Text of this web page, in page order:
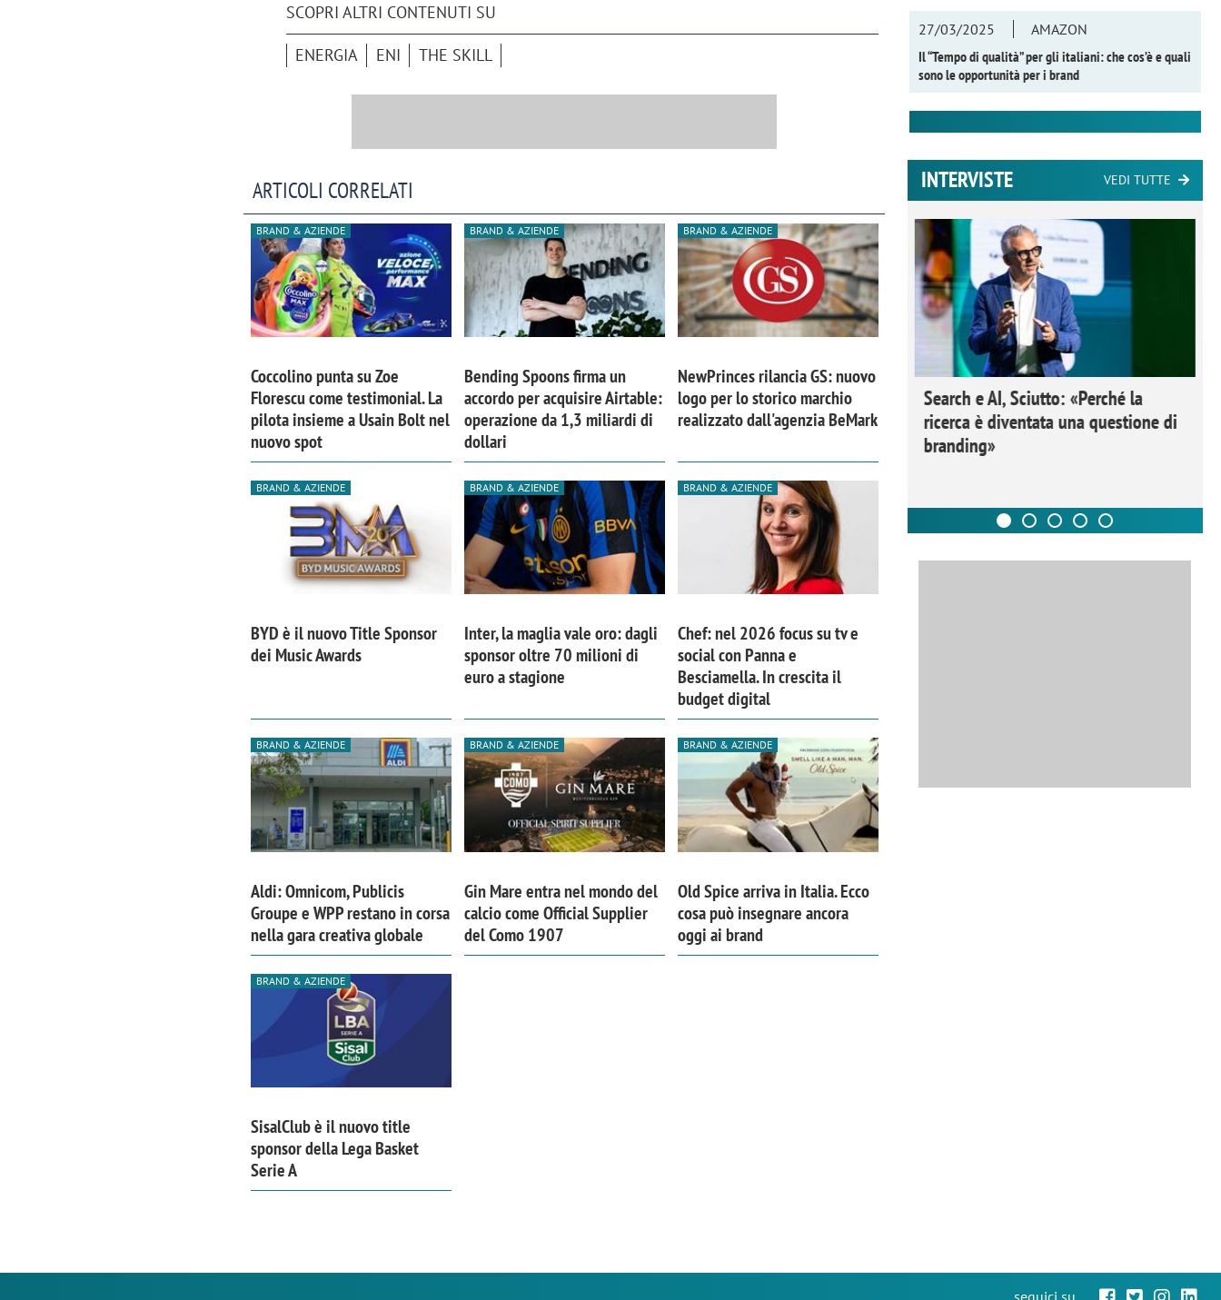
SCOPRI ALTRI CONTENUTI SU
ENERGIA ENI THE SKILL
ARTICOLI CORRELATI
BRAND & AZIENDE
Coccolino punta su Zoe
Florescu come testimonial. La
pilota insieme a Usain Bolt nel
nuovo spot
BRAND & AZIENDE
Bending Spoons firma un
accordo per acquisire Airtable:
operazione da 1,3 miliardi di
dollari
BRAND & AZIENDE
NewPrinces rilancia GS: nuovo
logo per lo storico marchio
realizzato dall'agenzia BeMark
BRAND & AZIENDE
BYD è il nuovo Title Sponsor
dei Music Awards
BRAND & AZIENDE
Inter, la maglia vale oro: dagli
sponsor oltre 70 milioni di
euro a stagione
BRAND & AZIENDE
Chef: nel 2026 focus su tv e
social con Panna e
Besciamella. In crescita il
budget digital
BRAND & AZIENDE
Aldi: Omnicom, Publicis
Groupe e WPP restano in corsa
nella gara creativa globale
BRAND & AZIENDE
Gin Mare entra nel mondo del
calcio come Official Supplier
del Como 1907
BRAND & AZIENDE
Old Spice arriva in Italia. Ecco
cosa può insegnare ancora
oggi ai brand
BRAND & AZIENDE
SisalClub è il nuovo title
sponsor della Lega Basket
Serie A
27/03/2025
AMAZON
Il “Tempo di qualità” per gli italiani: che cos’è e quali
sono le opportunità per i brand
INTERVISTE VEDI TUTTE
comunicazione crea un brand food:
«Marketing e prodotto devono
Emanuele Viora di Deloitte Digital:
«La creatività resta centrale, l’AI deve
amplificare il talento»
Ricerche di mercato. Neri, Ipsos
Doxa: «Non basta più descrivere i
tradurli in azioni»
Search e AI, Sciutto: «Perché la
ricerca è diventata una questione di
branding»